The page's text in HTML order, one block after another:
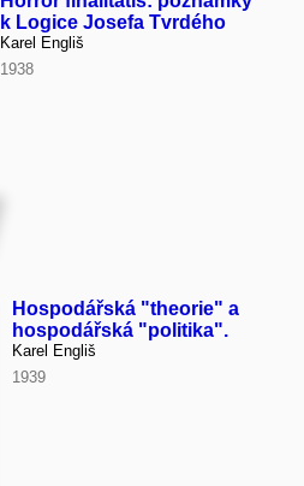
k Logice Josefa Tvrdého
Karel Engliš
1938
Hospodářská "theorie" a
hospodářská "politika".
Karel Engliš
1939